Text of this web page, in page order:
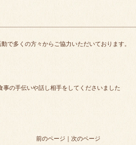
で多くの方々からご協力いただいております。
の手伝いや話し相手をしてくださいました
前のページ 次のページ